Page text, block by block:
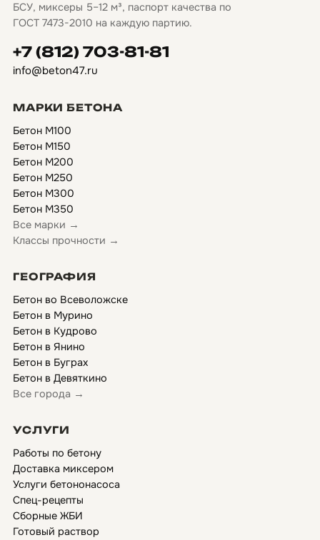
БСУ, миксеры 5–12 м³, паспорт качества по
ГОСТ 7473-2010 на каждую партию.
+7 (812) 703-81-81
info@beton47.ru
МАРКИ БЕТОНА
Бетон М100
Бетон М150
Бетон М200
Бетон М250
Бетон М300
Бетон М350
Все марки →
Классы прочности →
ГЕОГРАФИЯ
Бетон во Всеволожске
Бетон в Мурино
Бетон в Кудрово
Бетон в Янино
Бетон в Буграх
Бетон в Девяткино
Все города →
УСЛУГИ
Работы по бетону
Доставка миксером
Услуги бетононасоса
Спец-рецепты
Сборные ЖБИ
Готовый раствор